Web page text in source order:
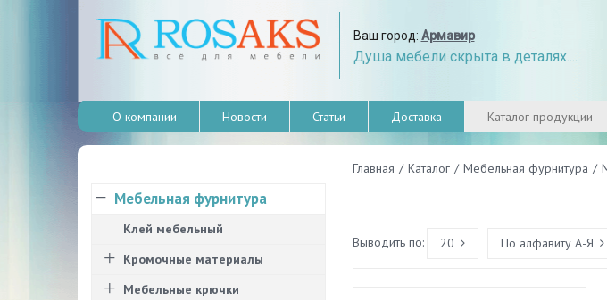
Ваш город: Армавир
Душа мебели скрыта в деталях....
О компании Новости Статьи Доставка Каталог продукции
Главная / Каталог / Мебельная фурнитура /
Выводить по: 20 По алфавиту А-Я
Мебельная фурнитура
Клей мебельный
Кромочные материалы
Мебельные крючки